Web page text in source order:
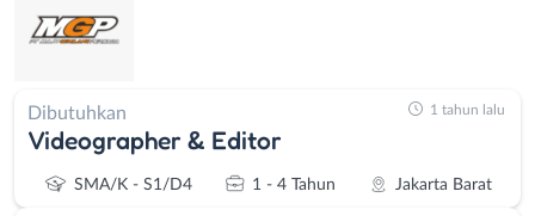
Dibutuhkan
Videographer & Editor
SMA/K - S1/D4 1 - 4 Tahun Jakarta Barat
1 tahun lalu